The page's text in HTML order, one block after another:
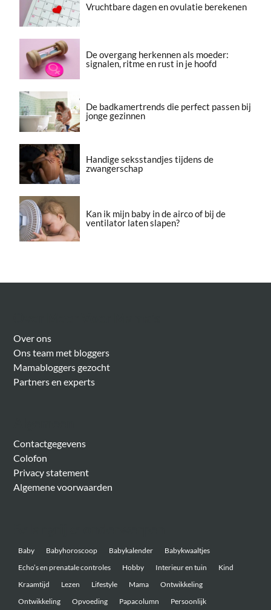
Vruchtbare dagen en ovulatie berekenen
De overgang herkennen als moeder:
signalen, ritme en rust in je hoofd
De badkamertrends die perfect passen bij
jonge gezinnen
Handige seksstandjes tijdens de
zwangerschap
Kan ik mijn baby in de airco of bij de
ventilator laten slapen?
Over ons
Ons team met bloggers
Mamabloggers gezocht
Partners en experts
Contactgegevens
Colofon
Privacy statement
Algemene voorwaarden
Baby Babyhoroscoop Babykalender
Babykwaaltjes
Echo’s en prenatale controles
Hobby Interieur en tuin
Kind
Kraamtijd
Lezen Lifestyle Mama
Ontwikkeling
Ontwikkeling
Opvoeding Papacolumn Persoonlijk